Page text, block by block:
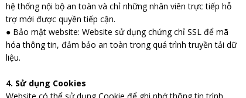
hệ thống nội bộ an toàn và chỉ những nhân viên trực tiếp hỗ
trợ mới được quyền tiếp cận.
● Bảo mật website: Website sử dụng chứng chỉ SSL để mã
hóa thông tin, đảm bảo an toàn trong quá trình truyền tải dữ
liệu.
4. Sử dụng Cookies